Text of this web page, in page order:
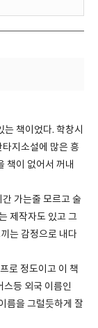
책이었다. 학창시
지소설에 많은 흥
책이 없어서 꺼내
가는줄 모르고 술
제작자도 있고 그
는 감정으로 내다
로 정도이고 이 책
등 외국 이름인
름을 그럴듯하게 잘